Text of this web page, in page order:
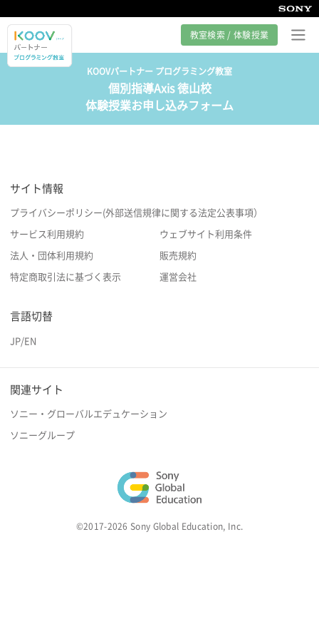
教室検索 / 体験授業
プログラミング教室とは
カリキュラム紹介
サポート
KOOVパートナー プログラミング教室
個別指導Axis 徳山校
体験授業お申し込みフォーム
サイト情報
プライバシーポリシー(外部送信規律に関する法定公表事項）
サービス利用規約 ウェブサイト利用条件
法人・団体利用規約 販売規約
特定商取引法に基づく表示 運営会社
言語切替
JP/EN
関連サイト
ソニー・グローバルエデュケーション
ソニーグループ
©2017-2026 Sony Global Education, Inc.